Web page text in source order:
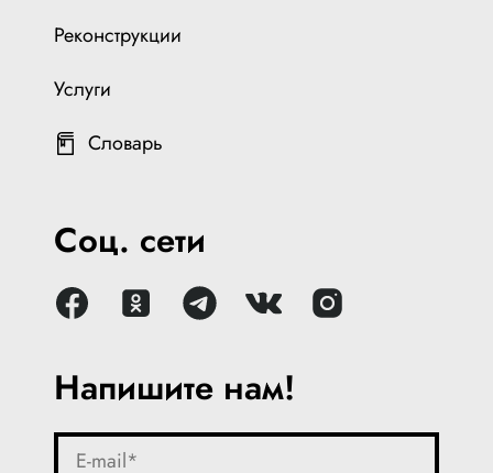
Напишите нам!
Реконструкции
Услуги
Словарь
Соц. сети